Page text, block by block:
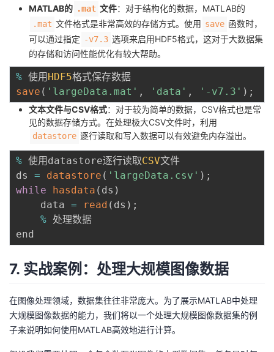
MATLAB的 .mat 文件：对于结构化的数据，MATLAB的
.mat 文件格式是非常高效的存储方式。使用 save 函数时，
可以通过指定 -v7.3 选项来启用HDF5格式，这对于大数据集
的存储和访问性能优化有较大帮助。
% 使用 HDF5
save ( 'largeData.mat' , 'data' , '-v7.3' ) ;
文本文件与CSV格式：对于较为简单的数据，CSV格式也是常
见的数据存储方式。在处理极大CSV文件时，利用
datastore 逐行读取和写入数据可以有效避免内存溢出。
% 使用datastore逐行读取CSV文件
ds = datastore ( 'largeData.csv' ) ;
while
hasdata ( ds )
    data
= read ( ds ) ;
% 处理数据
7. 实战案例：处理大规模图像数据
在图像处理领域，数据集往往非常庞大。为了展示MATLAB中处理
大规模图像数据的能力，我们将以一个处理大规模图像数据集的例
子来说明如何使用MATLAB高效地进行计算。